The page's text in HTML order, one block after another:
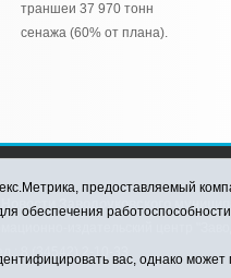
траншеи 37 970 тонн
сенажа (60% от плана).
Заводоуковского
8 (34542) 2-10-33
предоставляемый
обеспечения
вас, однако